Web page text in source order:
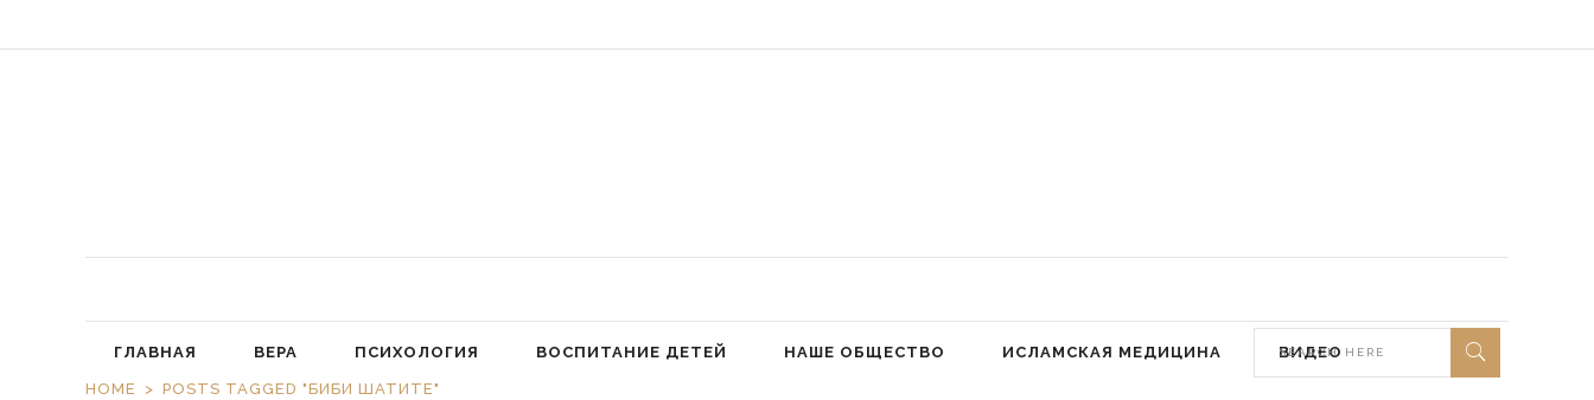
ГЛАВНАЯ ВЕРА ПСИХОЛОГИЯ ВОСПИТАНИЕ ДЕТЕЙ НАШЕ ОБЩЕСТВО ИСЛАМСКАЯ МЕДИЦИНА ВИДЕО
HOME POSTS TAGGED "БИБИ ШАТИТЕ"